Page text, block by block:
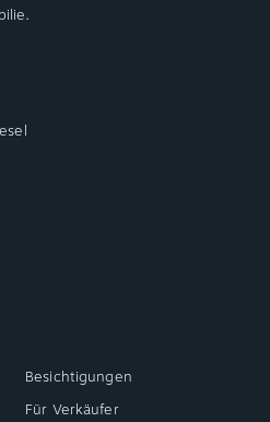
Besichtigungen
Für Verkäufer